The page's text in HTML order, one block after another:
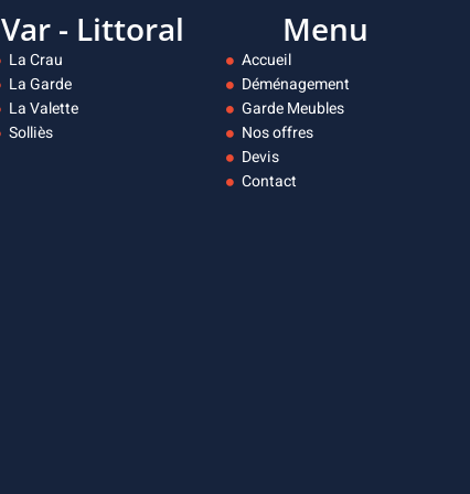
Var - Littoral
La Crau
La Garde
La Valette
Solliès
Menu
Accueil
Déménagement
Garde Meubles
Nos offres
Devis
Contact